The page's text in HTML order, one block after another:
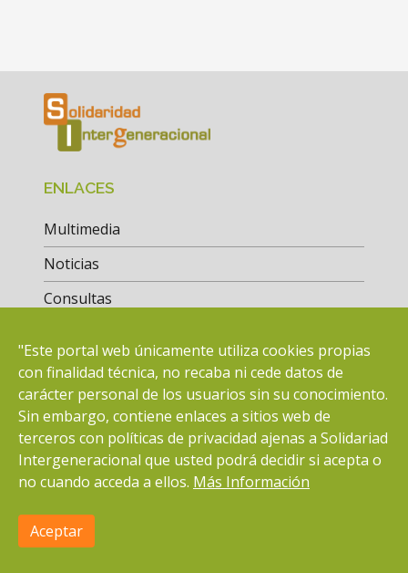
ENLACES
Multimedia
Noticias
Consultas
Bolsa de Empleo
CONTACTO
ONG con Implantación Estatal
Sede social
C/ Guerrero Julián Sánchez, 1
49017 Zamora
"Este portal web únicamente utiliza cookies propias
con finalidad técnica, no recaba ni cede datos de
carácter personal de los usuarios sin su conocimiento.
Sin embargo, contiene enlaces a sitios web de
terceros con políticas de privacidad ajenas a Solidariad
Intergeneracional que usted podrá decidir si acepta o
no cuando acceda a ellos. Más Información
Aceptar
×